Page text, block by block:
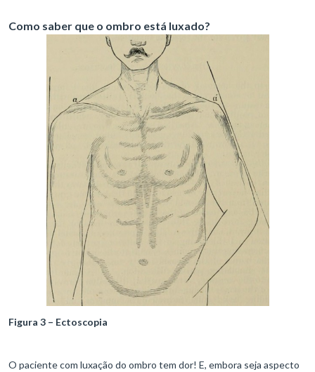
Como saber que o ombro está luxado?
Figura 3 – Ectoscopia
O paciente com luxação do ombro tem dor! E, embora seja aspecto